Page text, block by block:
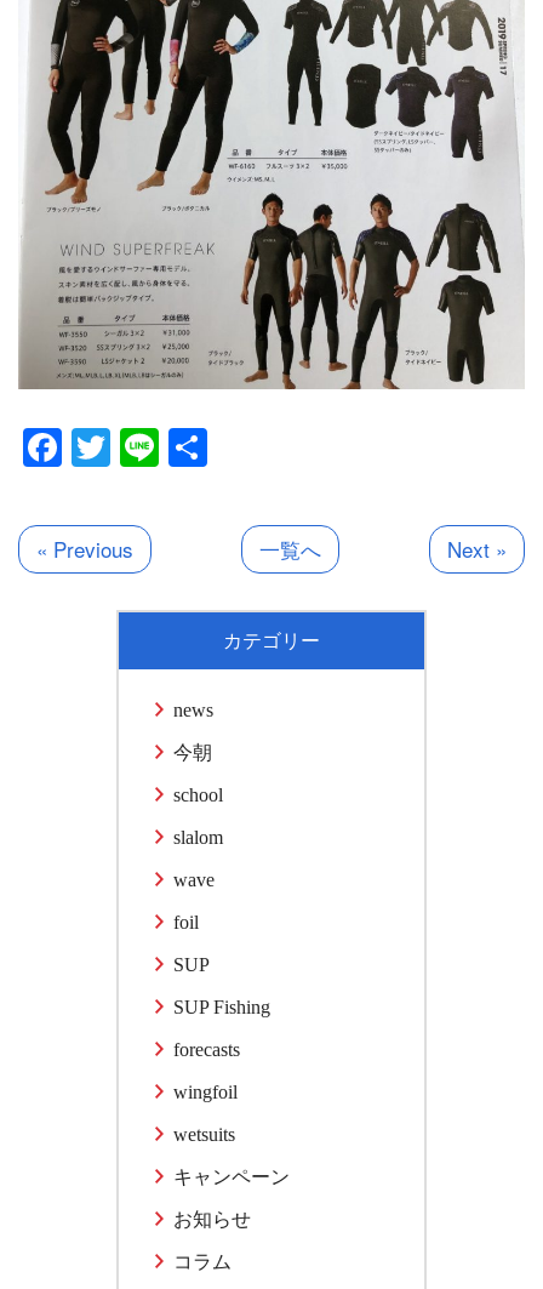
Facebook
Twitter
Line
« Previous 一覧へ Next »
カテゴリー
news
今朝
school
slalom
wave
foil
SUP
SUP Fishing
forecasts
wingfoil
wetsuits
キャンペーン
お知らせ
コラム